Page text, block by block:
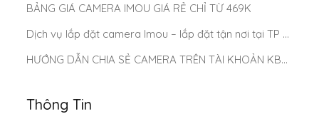
BẢNG GIÁ CAMERA IMOU GIÁ RẺ CHỈ TỪ 469K
Dịch vụ lắp đặt camera Imou – lắp đặt tận nơi tại TP Hồ Chí Minh
HƯỚNG DẪN CHIA SẺ CAMERA TRÊN TÀI KHOẢN KBONE
Thông Tin